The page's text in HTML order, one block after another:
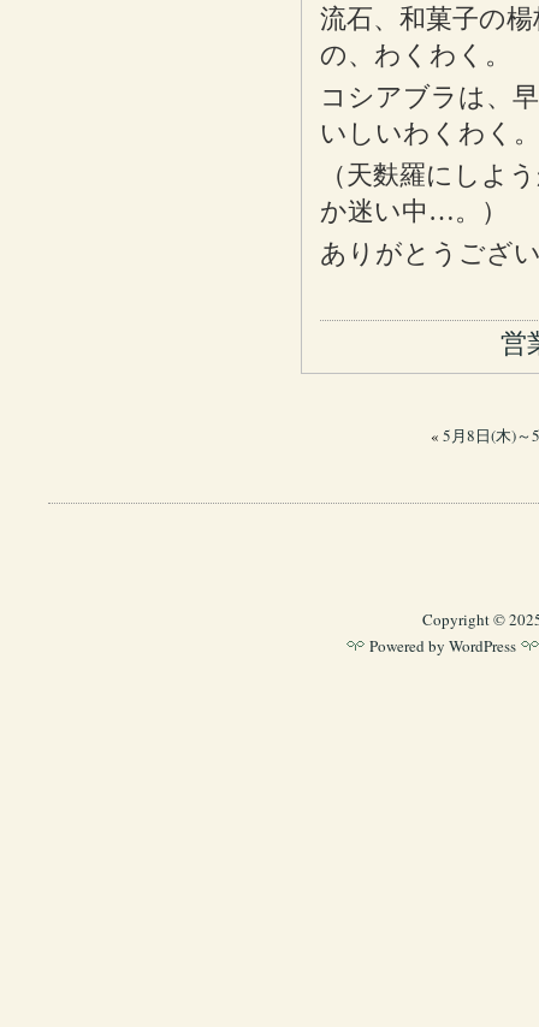
流石、和菓子の
の、わくわく。
コシアブラは、
いしいわくわく。
（天麩羅にしよ
か迷い中…。）
ありがとうござ
営
« 5月8日(木)～
Copyright ©
Powered by WordPress